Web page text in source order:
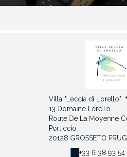
Villa "Leccia di Lorello"
13 Domaine Lorello ,
Route De La Moyenne
Porticcio,
20128 GROSSETO
+33 6 38 93 54